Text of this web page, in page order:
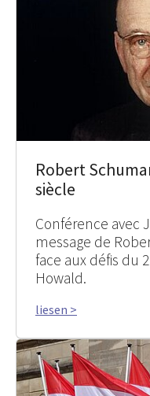
Robert
siècle
Conférence avec
message de
face aux défis du
Howald.
liesen >